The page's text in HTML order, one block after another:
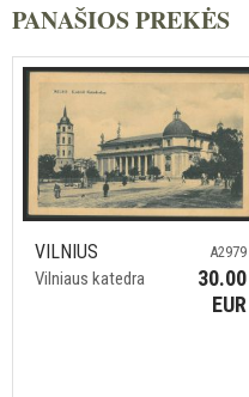
PANAŠIOS PREKĖS
VILNIUS
Vilniaus katedra
A2979
30.00
EUR